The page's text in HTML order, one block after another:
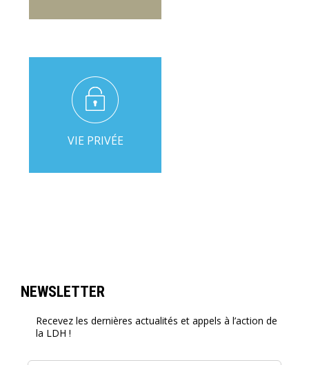
VIE PRIVÉE
NEWSLETTER
Recevez les dernières actualités et appels à l’action de
la LDH !